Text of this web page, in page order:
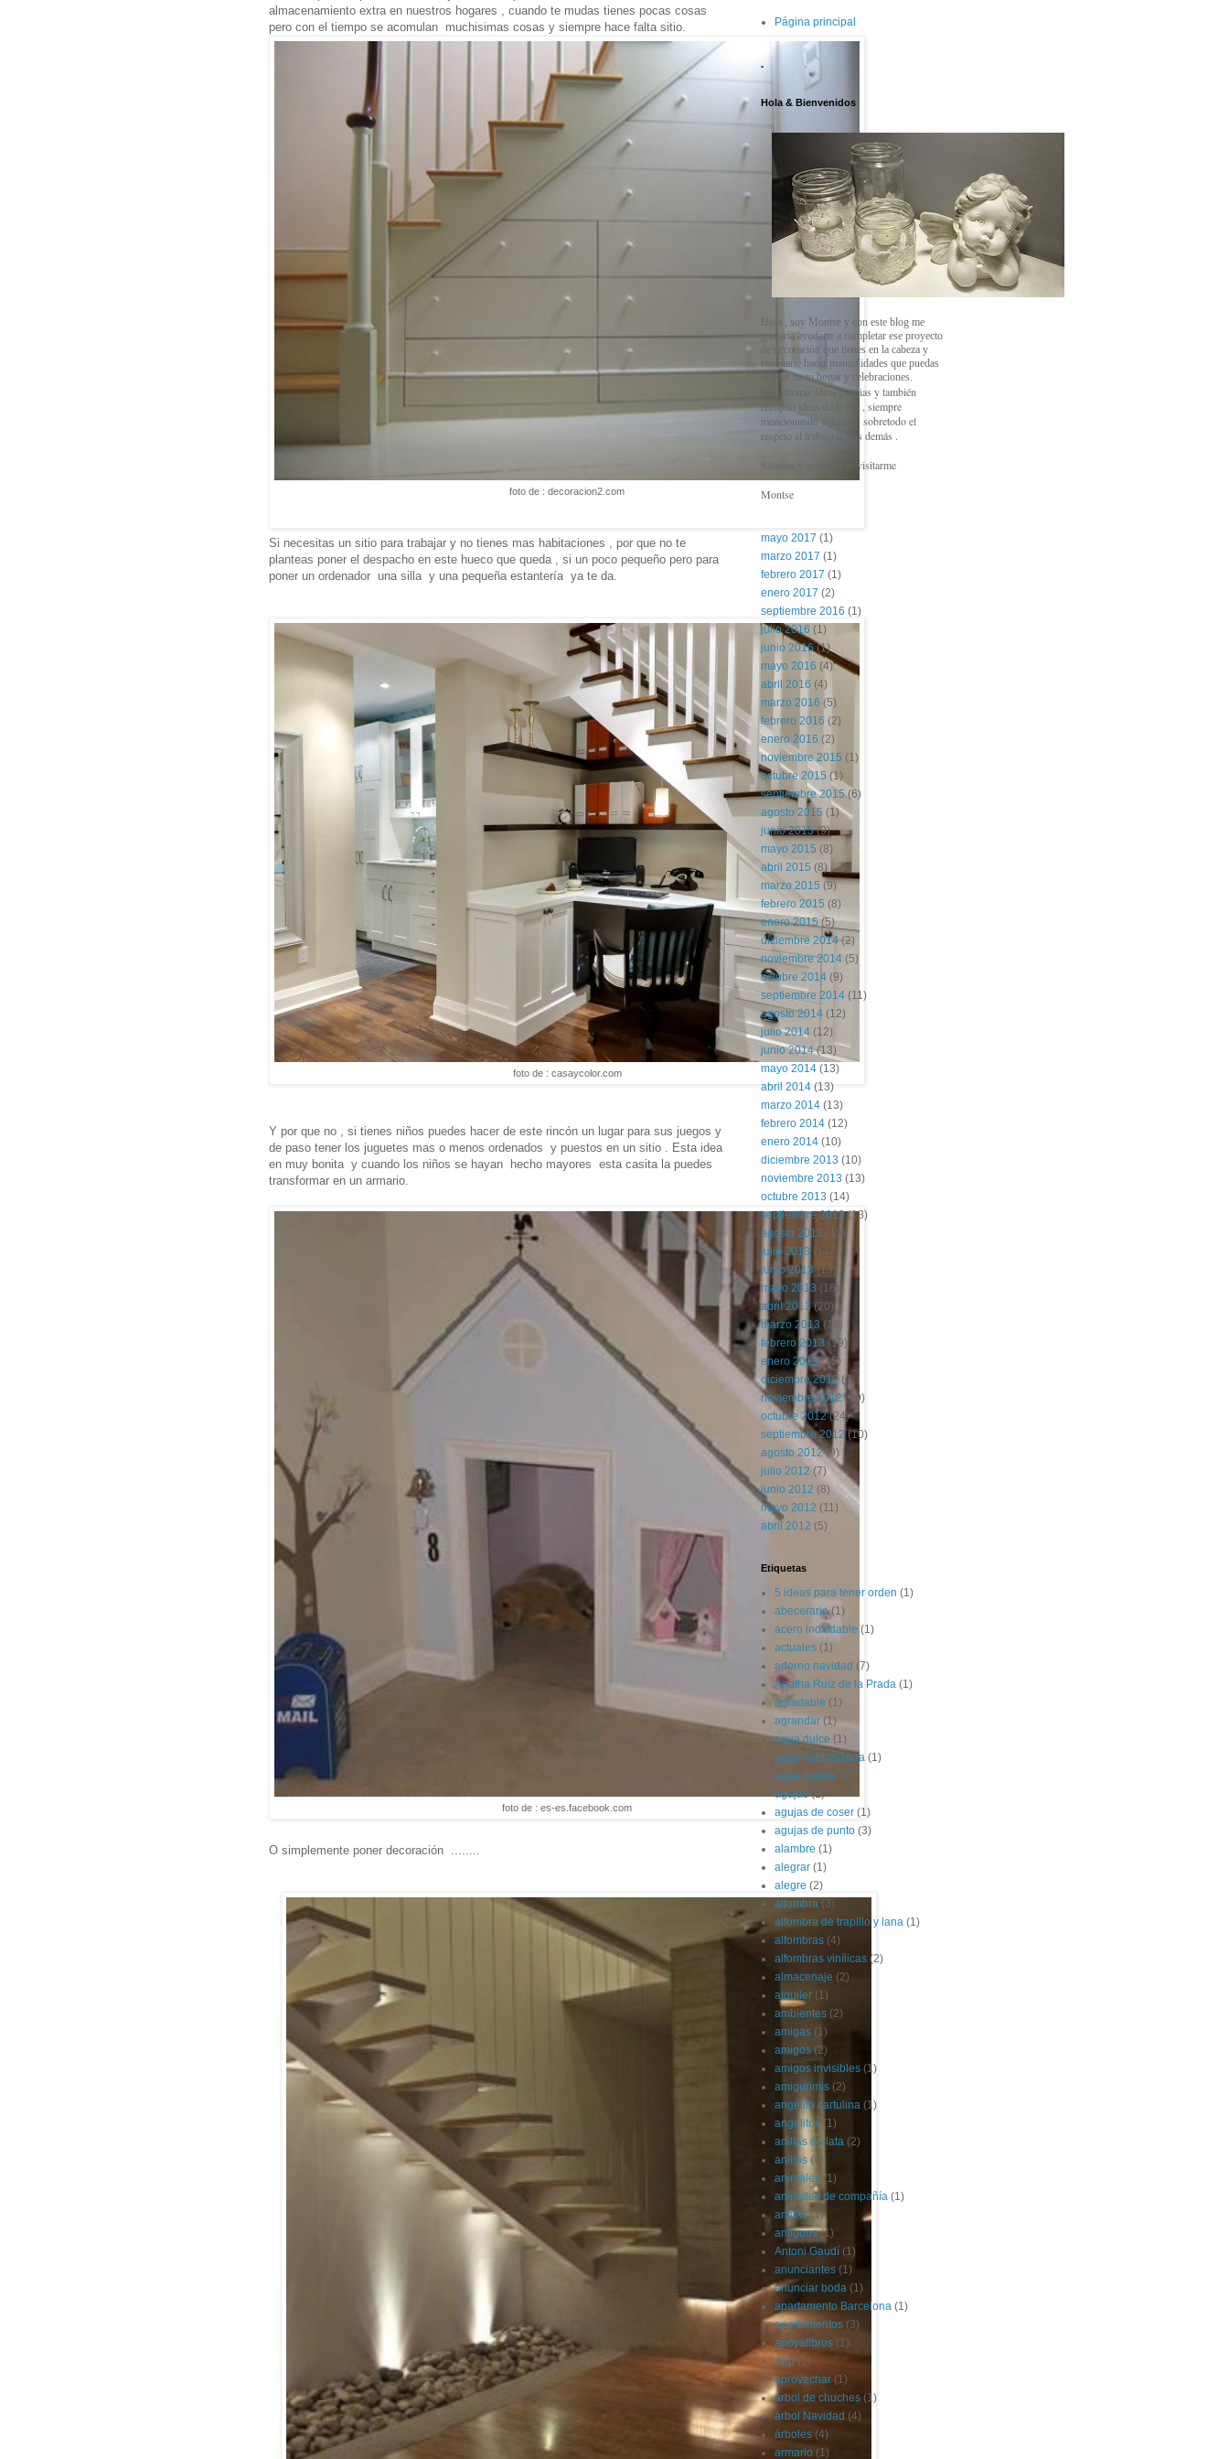
almacenamiento extra en nuestros hogares , cuando te mudas tienes pocas cosas
pero con el tiempo se acomulan muchisimas cosas y siempre hace falta sitio.
foto de : decoracion2.com
Si necesitas un sitio para trabajar y no tienes mas habitaciones , por que no te
planteas poner el despacho en este hueco que queda , si un poco pequeño pero para
poner un ordenador una silla y una pequeña estantería ya te da.
foto de : casaycolor.com
Y por que no , si tienes niños puedes hacer de este rincón un lugar para sus juegos y
de paso tener los juguetes mas o menos ordenados y puestos en un sitio . Esta idea
en muy bonita y cuando los niños se hayan hecho mayores esta casita la puedes
transformar en un armario.
foto de : es-es.facebook.com
O simplemente poner decoración ........
Página principal
.
Hola & Bienvenidos
Hola , soy Montse y con este blog me
gustaría ayudarte a completar ese proyecto
de decoración que tienes en la cabeza y
enseñarte hacer manualidades que puedas
utilizar en tu hogar y celebraciones.
Encontrarás ideas propias y también
recopilo ideas de la red , siempre
mencionando la fuente, sobretodo el
respeto al trabajo de los demás .
Saludos y gracias por visitarme
Montse
mayo 2017 (1)
marzo 2017 (1)
febrero 2017 (1)
enero 2017 (2)
septiembre 2016 (1)
julio 2016 (1)
junio 2016(1)
mayo 2016 (4)
abril 2016 (4)
marzo 2016 (5)
febrero 2016 (2)
enero 2016 (2)
noviembre 2015 (1)
octubre 2015 (1)
septiembre 2015(6)
agosto 2015 (1)
junio 2015(9)
mayo 2015 (8)
abril 2015 (8)
marzo 2015 (9)
febrero 2015 (8)
enero 2015(5)
diciembre 2014(2)
noviembre 2014 (5)
octubre 2014 (9)
septiembre 2014 (11)
agosto 2014 (12)
julio 2014 (12)
junio 2014(13)
mayo 2014 (13)
abril 2014 (13)
marzo 2014 (13)
febrero 2014 (12)
enero 2014 (10)
diciembre 2013 (10)
noviembre 2013 (13)
octubre 2013 (14)
septiembre 2013(13)
agosto 2013 (13)
julio 2013 (14)
junio 2013(13)
mayo 2013 (16)
abril 2013(20)
marzo 2013 (16)
febrero 2013 (19)
enero 2013(15)
diciembre 2012 (6)
noviembre 2012(19)
octubre 2012(24)
septiembre 2012(10)
agosto 2012(9)
julio 2012 (7)
junio 2012 (8)
mayo 2012 (11)
abril 2012 (5)
Etiquetas
5 ideas para tener orden (1)
abecerario (1)
acero inoxidable (1)
actuales (1)
adorno navidad (7)
Agatha Ruíz de la Prada (1)
agradable (1)
agrandar (1)
agua dulce (1)
agua naturalizada (1)
agua salada
agujas (1)
agujas de coser (1)
agujas de punto (3)
alambre (1)
alegrar (1)
alegre (2)
alfombra (3)
alfombra de trapillo y lana (1)
alfombras (4)
alfombras vinílicas (2)
almacenaje (2)
alquiler (1)
ambientes (2)
amigas (1)
amigos (2)
amigos invisibles (1)
amigurimis (2)
angelito cartulina (1)
angelitos (1)
anillas de lata (2)
anillos (1)
animales (1)
animales de compañía (1)
antifaz (1)
antiguos (1)
Antoni Gaudí (1)
anunciantes (1)
anunciar boda (1)
apartamento Barcelona (1)
apartamentos (3)
apoyalibros (1)
App (1)
aprovechar (1)
árbol de chuches (1)
árbol Navidad (4)
árboles (4)
armario (1)